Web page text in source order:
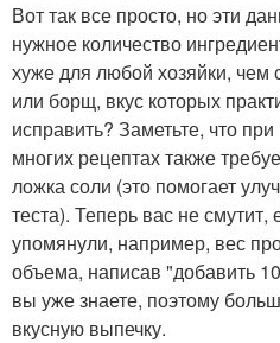
Вот так все просто, но эти
нужное количество
хуже для любой хозяйки, чем
или борщ, вкус которых
исправить? Заметьте, что
многих рецептах также
ложка соли (это помогает
теста). Теперь вас не смутит,
упомянули, например, вес
объема, написав "добавить
вы уже знаете, поэтому
вкусную выпечку.